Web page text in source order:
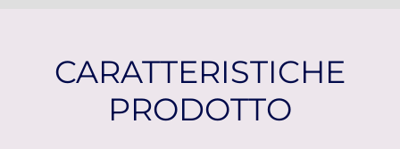
CARATTERISTICHE
PRODOTTO